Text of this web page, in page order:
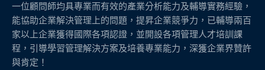
一位顧問師均具專業而有效的產業分析能力及輔導實務經驗，
能協助企業解決管理上的問題，提昇企業競爭力，已輔導兩百
家以上企業獲得國際各項認證，並開設各項管理人才培訓課
程，引導學習管理解決方案及培養專業能力，深獲企業界贊許
與肯定！